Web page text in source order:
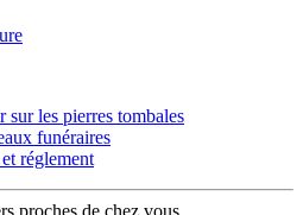
les pierres tombales
funéraires
réglement
proches de chez vous